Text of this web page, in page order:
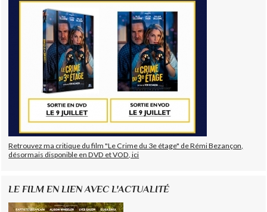
Retrouvez ma critique du film "Le Crime du 3e étage" de Rémi Bezançon,
désormais disponible en DVD et VOD, ici
LE FILM EN LIEN AVEC L'ACTUALITÉ